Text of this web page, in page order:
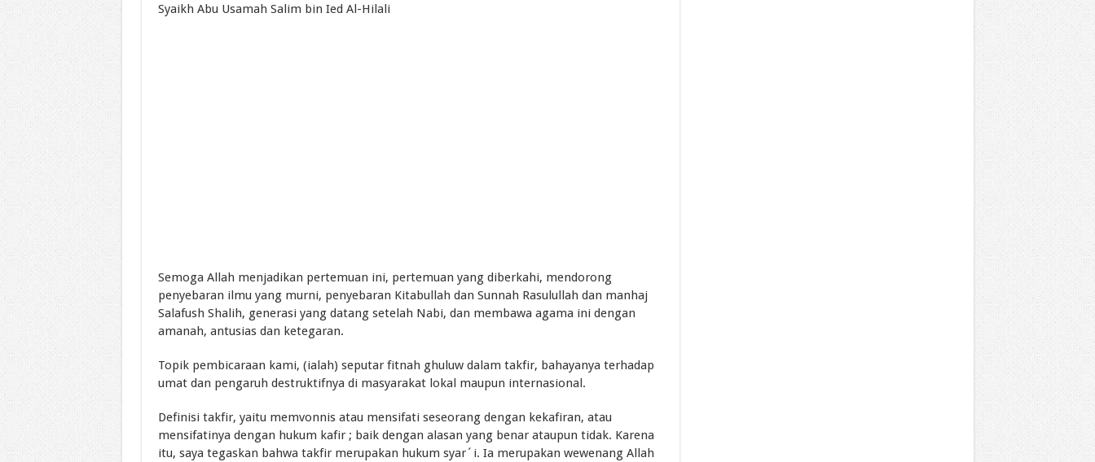
Syaikh Abu Usamah Salim bin Ied Al-Hilali
Semoga Allah menjadikan pertemuan ini, pertemuan yang diberkahi, mendorong
penyebaran ilmu yang murni, penyebaran Kitabullah dan Sunnah Rasulullah dan manhaj
Salafush Shalih, generasi yang datang setelah Nabi, dan membawa agama ini dengan
amanah, antusias dan ketegaran.
Topik pembicaraan kami, (ialah) seputar fitnah ghuluw dalam takfir, bahayanya terhadap
umat dan pengaruh destruktifnya di masyarakat lokal maupun internasional.
Definisi takfir, yaitu memvonnis atau mensifati seseorang dengan kekafiran, atau
mensifatinya dengan hukum kafir ; baik dengan alasan yang benar ataupun tidak. Karena
itu, saya tegaskan bahwa takfir merupakan hukum syar´i. Ia merupakan wewenang Allah